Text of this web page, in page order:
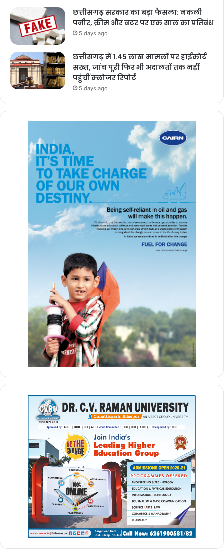
छत्तीसगढ़ सरकार का बड़ा फैसला: नकली
पनीर, क्रीम और बटर पर एक साल का प्रतिबंध
5 days ago
छत्तीसगढ़ में 1.45 लाख मामलों पर हाईकोर्ट
सख्त, जांच पूरी फिर भी अदालतों तक नहीं
पहुंचीं क्लोजर रिपोर्ट
5 days ago